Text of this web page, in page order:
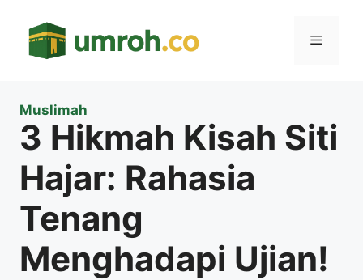
Menu
Muslimah
3 Hikmah Kisah Siti
Hajar: Rahasia
Tenang
Menghadapi Ujian!